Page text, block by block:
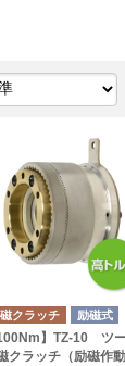
クラッチ 励磁式
100Nm】TZ-10 ツ
クラッチ（励磁作動